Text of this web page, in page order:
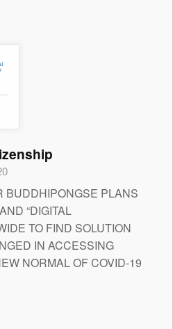
BUDDHIPONGSE PLANS
“DIGITAL
TO FIND SOLUTION
IN ACCESSING
NORMAL OF COVID-19